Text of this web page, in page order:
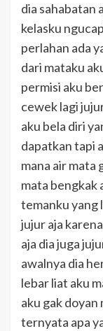
dia sahabatan
kelasku
perlahan ada
dari mataku
permisi aku
cewek lagi
aku bela diri
dapatkan tapi
mana air mata
mata bengkak
temanku yang
jujur aja
aja dia juga
awalnya dia
lebar liat aku
aku gak doyan
ternyata apa